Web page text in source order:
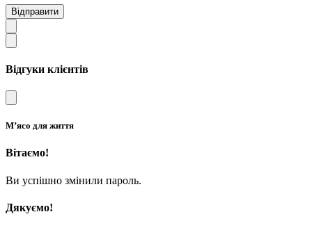
Відправити
Відгуки клієнтів
М’ясо для життя
Вітаємо!
Ви успішно змінили пароль.
Дякуємо!